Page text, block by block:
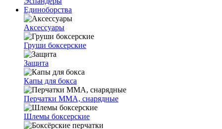
Единоборства
Аксессуары
Груши боксерские
Защита
Капы для бокса
Перчатки ММА, снарядные
Шлемы боксерские